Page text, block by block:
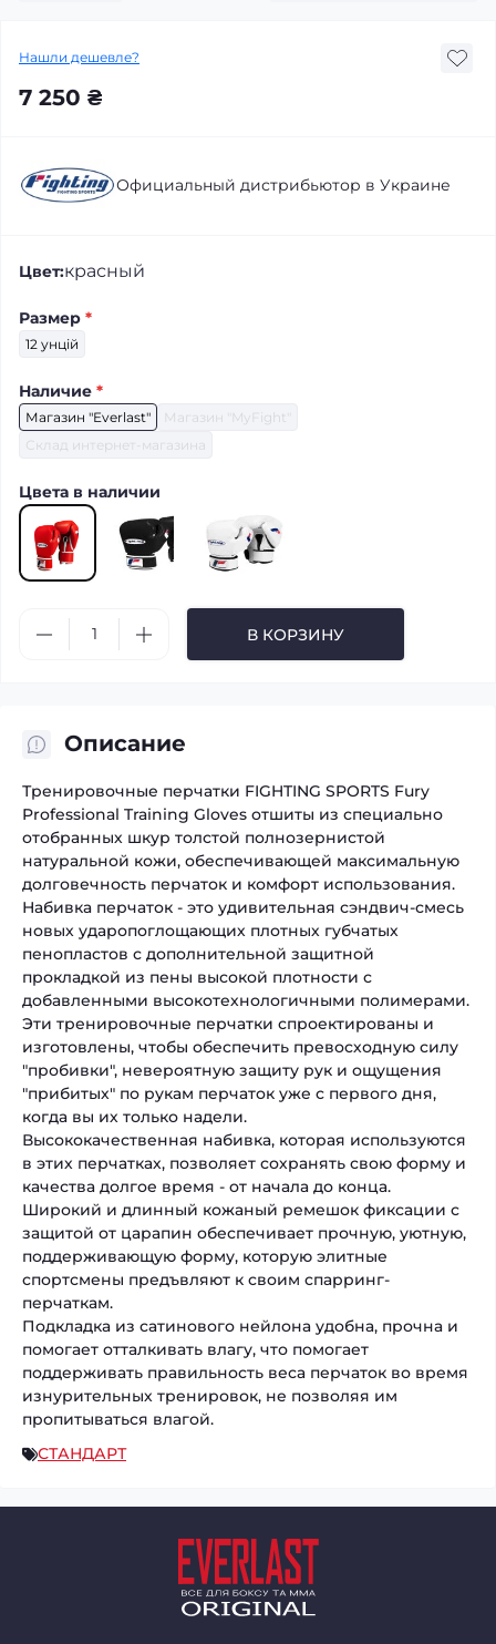
Нашли дешевле?
7 250 ₴
Официальный дистрибьютор в Украине
Цвет:красный
Размер *
12 унцій
Наличие *
Магазин "Everlast"
Магазин "MyFight"
Склад интернет-магазина
Цвета в наличии
В КОРЗИНУ
Описание
Тренировочные перчатки FIGHTING SPORTS Fury
Professional Training Gloves отшиты из специально
отобранных шкур толстой полнозернистой
натуральной кожи, обеспечивающей максимальную
долговечность перчаток и комфорт использования.
Набивка перчаток - это удивительная сэндвич-смесь
новых ударопоглощающих плотных губчатых
пенопластов с дополнительной защитной
прокладкой из пены высокой плотности с
добавленными высокотехнологичными полимерами.
Эти тренировочные перчатки спроектированы и
изготовлены, чтобы обеспечить превосходную силу
"пробивки", невероятную защиту рук и ощущения
"прибитых" по рукам перчаток уже с первого дня,
когда вы их только надели.
Высококачественная набивка, которая используются
в этих перчатках, позволяет сохранять свою форму и
качества долгое время - от начала до конца.
Широкий и длинный кожаный ремешок фиксации с
защитой от царапин обеспечивает прочную, уютную,
поддерживающую форму, которую элитные
спортсмены предъвляют к своим спарринг-
перчаткам.
Подкладка из сатинового нейлона удобна, прочна и
помогает отталкивать влагу, что помогает
поддерживать правильность веса перчаток во время
изнурительных тренировок, не позволяя им
пропитываться влагой.
СТАНДАРТ